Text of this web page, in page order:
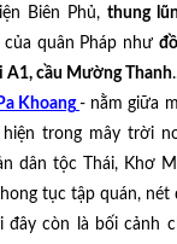
Biên Phủ, thung
quân Pháp như
A1, cầu Mường Thanh
Khoang - nằm giữa
trong mây trời
dân tộc Thái, Khơ
tục tập quán, nét
đây còn là bối cảnh